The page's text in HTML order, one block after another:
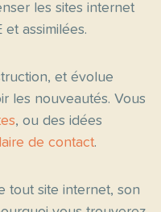
les sites internet
assimilées.
et évolue
les nouveautés. Vous
, ou des idées
de contact.
tout site internet, son